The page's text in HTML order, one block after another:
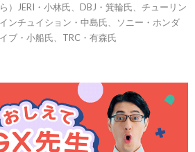
）JERI・小林氏、DBJ・箕輪氏、チューリン
ンチュイション・中島氏、ソニー・ホンダ
ブ・小船氏、TRC・有森氏